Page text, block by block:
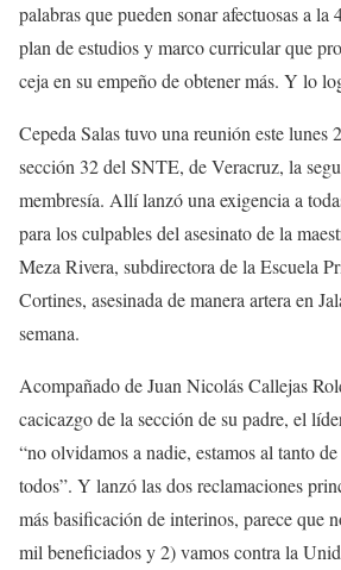
palabras que pueden sonar afectuosas a la
plan de estudios y marco curricular que
ceja en su empeño de obtener más. Y lo
Cepeda Salas tuvo una reunión este lunes
sección 32 del SNTE, de Veracruz, la
membresía. Allí lanzó una exigencia a
para los culpables del asesinato de la
Meza Rivera, subdirectora de la Escuela
Cortines, asesinada de manera artera en
semana.
Acompañado de Juan Nicolás Callejas
cacicazgo de la sección de su padre, el
“no olvidamos a nadie, estamos al tanto
todos”. Y lanzó las dos reclamaciones
más basificación de interinos, parece que
mil beneficiados y 2) vamos contra la